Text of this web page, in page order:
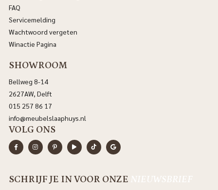
FAQ
Servicemelding
Wachtwoord vergeten
Winactie Pagina
SHOWROOM
Bellweg 8-14
2627AW, Delft
015 257 86 17
info@meubelslaaphuys.nl
VOLG ONS
SCHRIJF JE IN VOOR ONZE NIEUWSBRIEF